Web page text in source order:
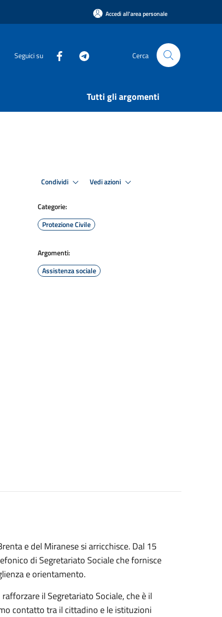
Accedi all'area personale
Seguici su Cerca
Tutti gli argomenti
Condividi Vedi azioni
Categorie:
Protezione Civile
Argomenti:
Assistenza sociale
e del Miranese si arricchisce. Dal 15
di Segretariato Sociale che fornisce
e orientamento.
il Segretariato Sociale, che è il
contatto tra il cittadino e le istituzioni